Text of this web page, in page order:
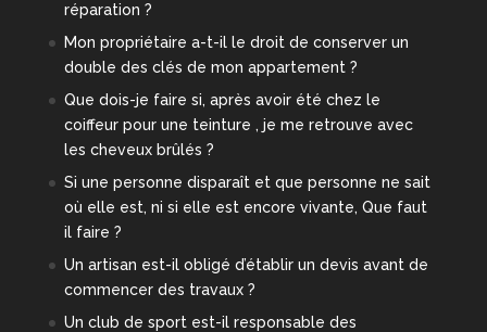
réparation ?
Mon propriétaire a-t-il le droit de conserver un
double des clés de mon appartement ?
Que dois-je faire si, après avoir été chez le
coiffeur pour une teinture , je me retrouve avec
les cheveux brûlés ?
Si une personne disparaît et que personne ne sait
où elle est, ni si elle est encore vivante, Que faut
il faire ?
Un artisan est-il obligé d’établir un devis avant de
commencer des travaux ?
Un club de sport est-il responsable des